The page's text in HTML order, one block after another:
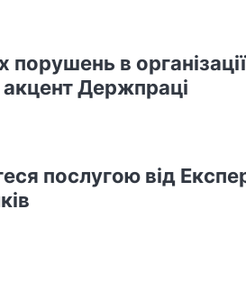
порушень в
акцент Держпраці
послугою від